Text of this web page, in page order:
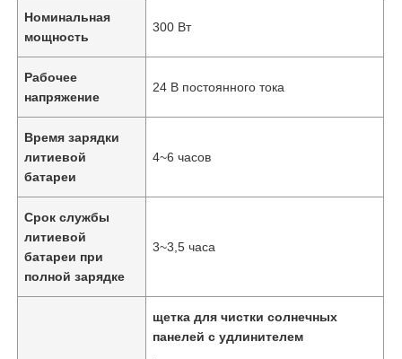
Номинальная
мощность
300 Вт
Рабочее
напряжение
24 В постоянного тока
Время зарядки
литиевой
батареи
4~6 часов
Срок службы
литиевой
батареи при
полной зарядке
3~3,5 часа
щетка для чистки солнечных
панелей с удлинителем